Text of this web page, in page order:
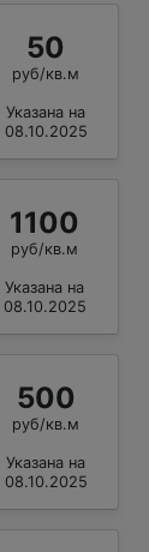
50
руб/кв.м
Указана на
08.10.2025
1100
руб/кв.м
Указана на
08.10.2025
500
руб/кв.м
Указана на
08.10.2025